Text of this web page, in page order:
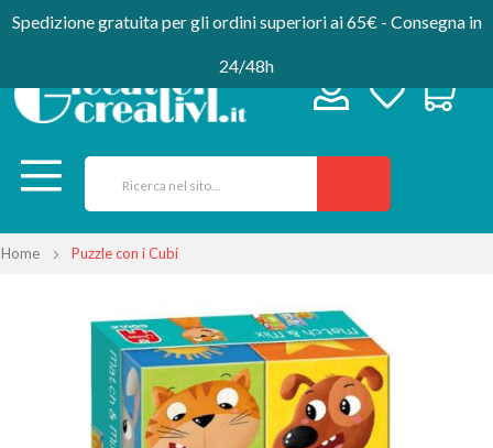
Spedizione gratuita per gli ordini superiori ai 65€ - Consegna in
24/48h
Home Puzzle con i Cubi